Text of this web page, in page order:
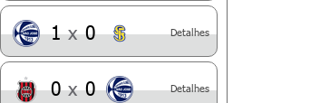
1 x 0 Detalhes
0 x 0 Detalhes